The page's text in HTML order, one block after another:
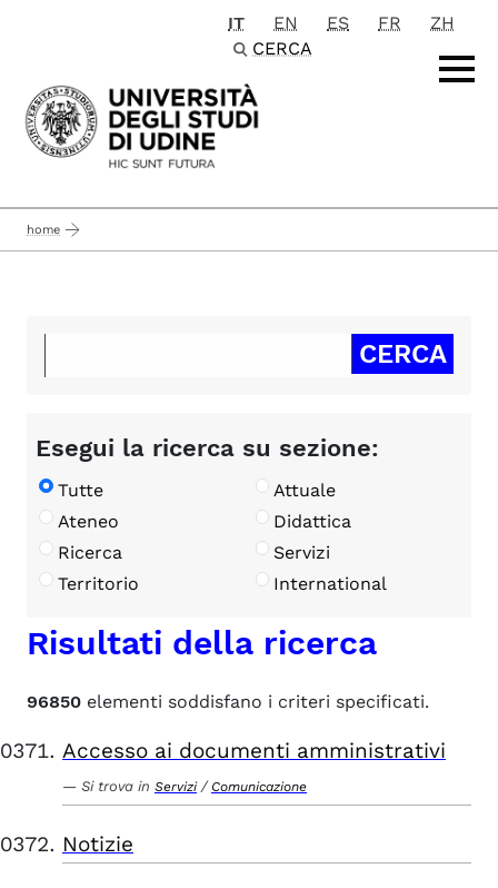
Passa al contenuto principale
IT EN ES FR
ZH
CERCA
home
Esegui la ricerca su sezione:
Tutte
Attuale
Ateneo
Didattica
Ricerca
Servizi
Territorio
International
Risultati della ricerca
96850 elementi soddisfano i criteri specificati.
Accesso ai documenti amministrativi
Si trova in Servizi / Comunicazione
Notizie